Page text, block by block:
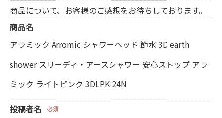
商品について、お客様のご感想をお待ちしております。
商品名
アラミック Arromic シャワーヘッド 節水 3D earth
shower スリーディ・アースシャワー 安心ストップ アラ
ミック ライトピンク 3DLPK-24N
投稿者名 必須